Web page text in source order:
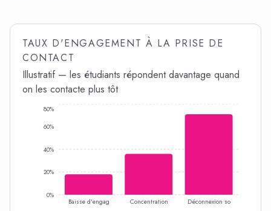
TAUX D'ENGAGEMENT À LA PRISE DE
CONTACT
Illustratif — les étudiants répondent davantage quand
on les contacte plus tôt
Baisse d'engag Concentration Déconnexion so
0%
20%
40%
60%
80%